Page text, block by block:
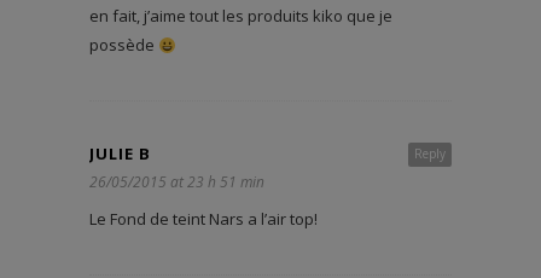
en fait, j’aime tout les produits kiko que je
possède
Reply
JULIE B
26/05/2015 at 23 h 51 min
Le Fond de teint Nars a l’air top!